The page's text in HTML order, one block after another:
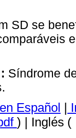
SD se
Síndrome
Español
) | Inglés (